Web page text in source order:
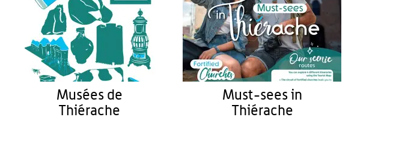
Musées de
Thiérache
Must-sees in
Thiérache